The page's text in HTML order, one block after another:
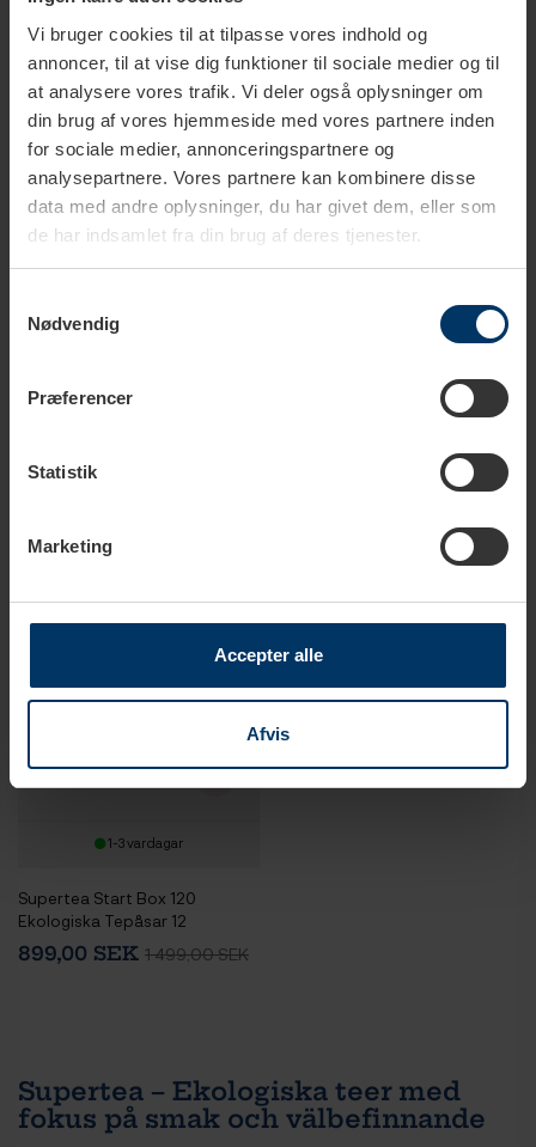
Vi bruger cookies til at tilpasse vores indhold og
annoncer, til at vise dig funktioner til sociale medier og til
at analysere vores trafik. Vi deler også oplysninger om
din brug af vores hjemmeside med vores partnere inden
for sociale medier, annonceringspartnere og
analysepartnere. Vores partnere kan kombinere disse
data med andre oplysninger, du har givet dem, eller som
de har indsamlet fra din brug af deres tjenester.
Nødvendig
Præferencer
Statistik
Marketing
Accepter alle
Afvis
1-3 vardagar
Supertea Apple Elderflower
1-3 vardagar
Supertea Variety Box – 72
1-3 vardagar
Supertea Start Box 120
Ekologiska Tepåsar 12
Varianter
899,00 SEK 1 499,00 SEK
Supertea – Ekologiska teer med
fokus på smak och välbefinnande